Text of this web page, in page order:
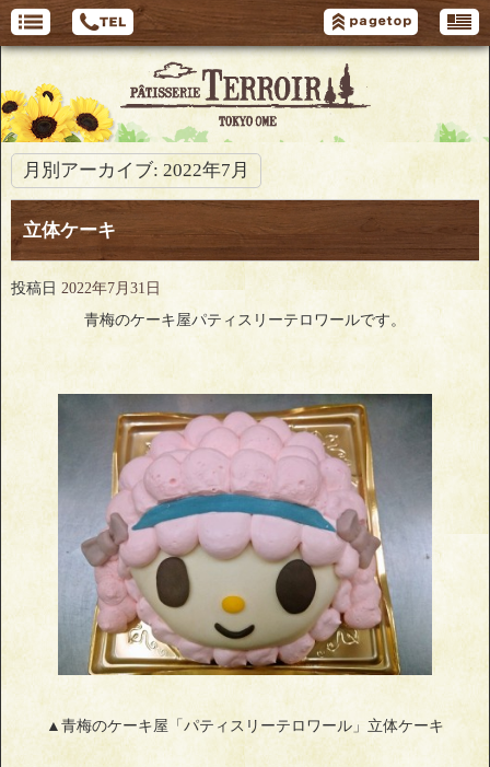
月別アーカイブ: 2022年7月
立体ケーキ
投稿日 2022年7月31日
青梅のケーキ屋パティスリーテロワールです。
▲青梅のケーキ屋「パティスリーテロワール」立体ケーキ